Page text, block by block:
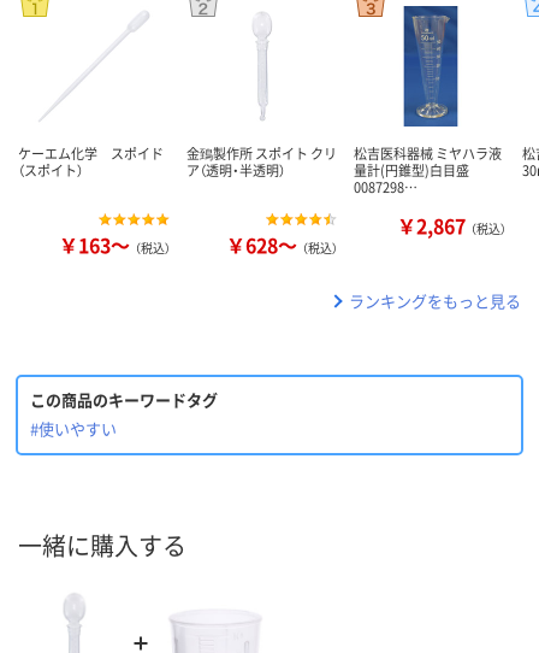
ケーエム化学 スポイド
（スポイト）
￥163～ （税込）
金鵄製作所 スポイト クリ
ア（透明・半透明）
￥628～ （税込）
松吉医科器械 ミヤハラ液
量計(円錐型)白目盛
0087298…
￥2,867 （税込）
松
ランキングをもっと見る
この商品のキーワードタグ
#使いやすい
一緒に購入する